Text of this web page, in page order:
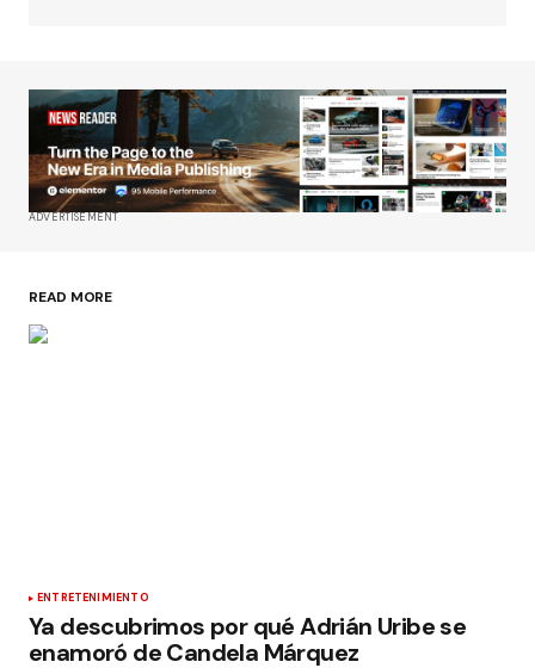
ADVERTISEMENT
READ MORE
ENTRETENIMIENTO
Ya descubrimos por qué Adrián Uribe se
enamoró de Candela Márquez